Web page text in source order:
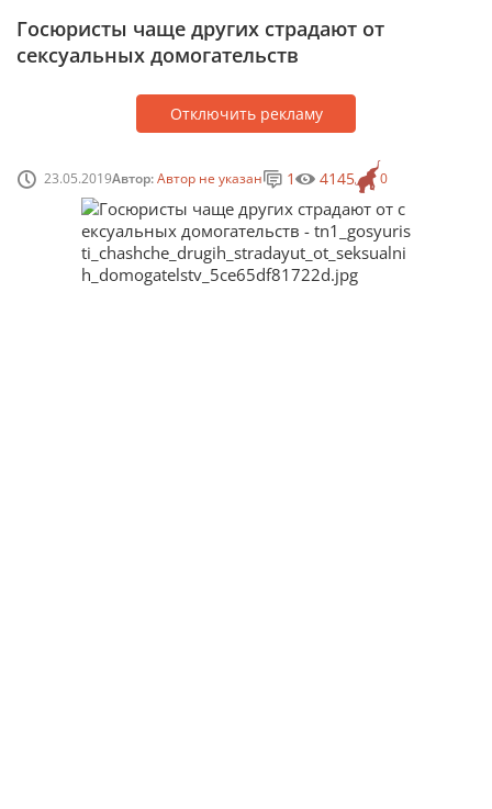
Госюристы чаще других страдают от
сексуальных домогательств
Отключить рекламу
23.05.2019Автор:Автор не указан 0
1 4145